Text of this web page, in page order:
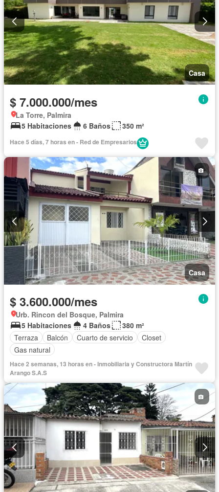
Casa
$ 7.000.000/mes
La Torre, Palmira
5 Habitaciones
6 Baños 350 m²
Hace 5 días, 7 horas en - Red de Empresarios
Casa
$ 3.600.000/mes
Urb. Rincon del Bosque, Palmira
5 Habitaciones
4 Baños
380 m²
Terraza
Balcón Cuarto de servicio
Closet
Gas natural
Hace 2 semanas, 13 horas en - Inmobiliaria y Constructora Martín
Arango S.A.S